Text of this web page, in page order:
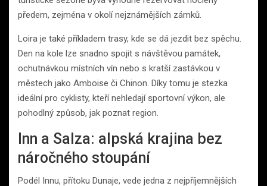
předem, zejména v okolí nejznámějších zámků.
Loira je také příkladem trasy, kde se dá jezdit bez spěchu.
Den na kole lze snadno spojit s návštěvou památek,
ochutnávkou místních vín nebo s kratší zastávkou v
městech jako Amboise či Chinon. Díky tomu je stezka
ideální pro cyklisty, kteří nehledají sportovní výkon, ale
pohodlný způsob, jak poznat region.
Inn a Salza: alpská krajina bez
náročného stoupání
Podél Innu, přítoku Dunaje, vede jedna z nejpříjemnějších